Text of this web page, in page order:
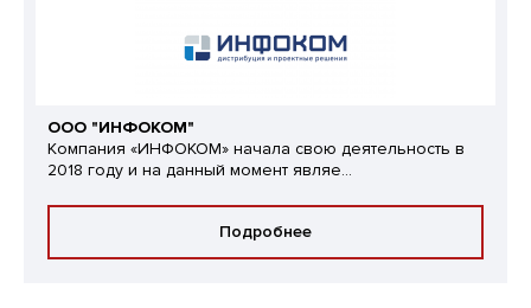
ООО "ИНФОКОМ"
Компания «ИНФОКОМ» начала свою деятельность в
2018 году и на данный момент являе...
Подробнее